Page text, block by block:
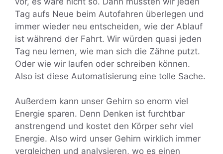
Tag aufs Neue beim Autofahren überlegen und
immer wieder neu entscheiden, wie der Ablauf
ist während der Fahrt. Wir würden quasi jeden
Tag neu lernen, wie man sich die Zähne putzt.
Oder wie wir laufen oder schreiben können.
Also ist diese Automatisierung eine tolle Sache.
Außerdem kann unser Gehirn so enorm viel
Energie sparen. Denn Denken ist furchtbar
anstrengend und kostet den Körper sehr viel
Energie. Also wird unser Gehirn wirklich immer
vergleichen und analysieren, wo es einen